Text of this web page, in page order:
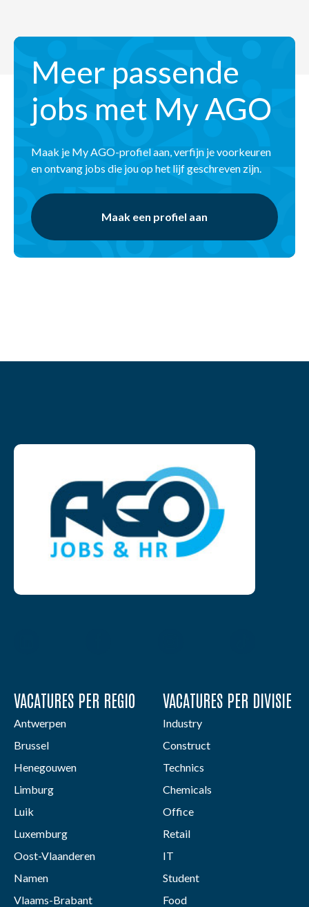
Meer passende
jobs met My AGO
Maak je My AGO-profiel aan, verfijn je voorkeuren
en ontvang jobs die jou op het lijf geschreven zijn.
Maak een profiel aan
VACATURES PER REGIO
Antwerpen
Brussel
Henegouwen
Limburg
Luik
Luxemburg
Oost-Vlaanderen
Namen
Vlaams-Brabant
VACATURES PER DIVISIE
Industry
Construct
Technics
Chemicals
Office
Retail
IT
Student
Food